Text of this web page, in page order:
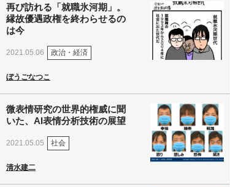
再び訪れる「就職氷河期」。
縁故優遇政権を終わらせるの
は今
2021.05.06 政治・経済
ぼうごなつこ
微表情研究の世界的権威に聞
いた、AI表情分析技術の展望
2021.05.05 社会
清水建二